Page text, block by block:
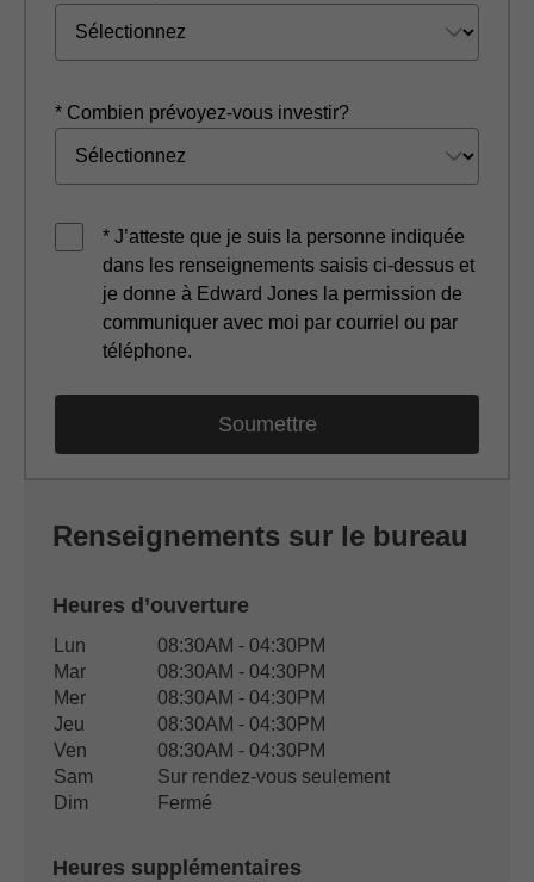
* Combien prévoyez-vous investir?
* J’atteste que je suis la personne indiquée
dans les renseignements saisis ci-dessus et
je donne à Edward Jones la permission de
communiquer avec moi par courriel ou par
téléphone.
Renseignements sur le bureau
Heures d’ouverture
Heures d’ouverture du bureau
Jour de semaineDisponibilité
Lun
08:30AM - 04:30PM
Mar
08:30AM - 04:30PM
Mer
08:30AM - 04:30PM
Jeu
08:30AM - 04:30PM
Ven
08:30AM - 04:30PM
Sam
Sur rendez-vous seulement
Dim
Fermé
Heures supplémentaires